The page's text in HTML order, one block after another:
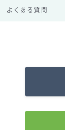
#仕組み #使い方
よくある質問